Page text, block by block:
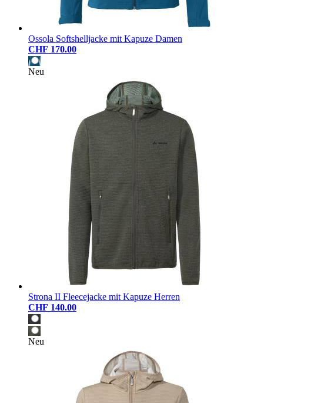
Ossola Softshelljacke mit Kapuze Damen
CHF 170.00
Neu
Strona II Fleecejacke mit Kapuze Herren
CHF 140.00
Neu